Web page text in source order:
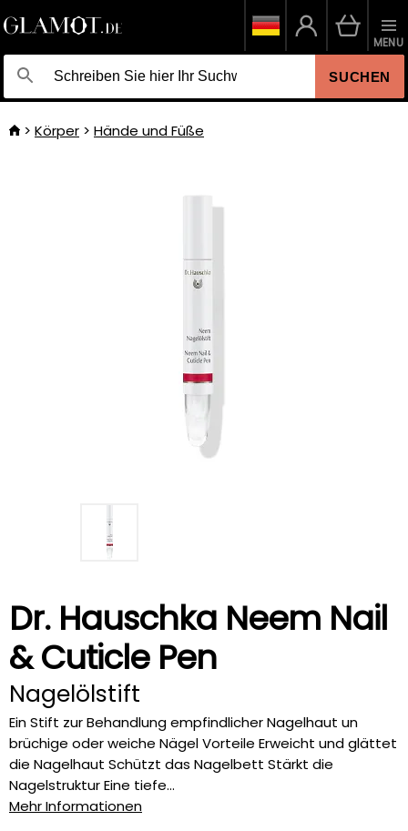
SUCHEN
MENU
Körper Hände und Füße
Dr. Hauschka Neem Nail
& Cuticle Pen
Nagelölstift
Ein Stift zur Behandlung empfindlicher Nagelhaut un
brüchige oder weiche Nägel Vorteile Erweicht und glättet
die Nagelhaut Schützt das Nagelbett Stärkt die
Nagelstruktur Eine tiefe...
Mehr Informationen